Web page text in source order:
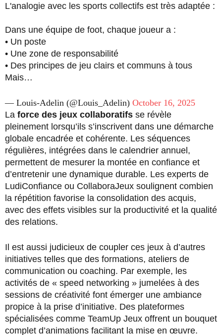
L'analogie avec les sports collectifs est très adaptée :
Dans une équipe de foot, chaque joueur a :
• Un poste
• Une zone de responsabilité
• Des principes de jeu clairs et communs à tous
Mais…
— Louis-Adelin (@Louis_Adelin) October 16, 2025
La force des jeux collaboratifs se révèle
pleinement lorsqu’ils s’inscrivent dans une démarche
globale encadrée et cohérente. Les séquences
régulières, intégrées dans le calendrier annuel,
permettent de mesurer la montée en confiance et
d’entretenir une dynamique durable. Les experts de
LudiConfiance ou CollaboraJeux soulignent combien
la répétition favorise la consolidation des acquis,
avec des effets visibles sur la productivité et la qualité
des relations.
Il est aussi judicieux de coupler ces jeux à d’autres
initiatives telles que des formations, ateliers de
communication ou coaching. Par exemple, les
activités de « speed networking » jumelées à des
sessions de créativité font émerger une ambiance
propice à la prise d’initiative. Des plateformes
spécialisées comme TeamUp Jeux offrent un bouquet
complet d’animations facilitant la mise en œuvre.